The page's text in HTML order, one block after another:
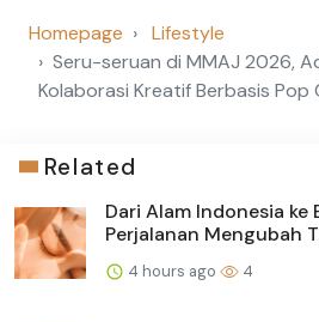
Homepage
Lifestyle
Seru-seruan di MMAJ 2026,
Kolaborasi Kreatif Berbasis Pop
Related
Dari Alam Indonesia ke
Perjalanan Mengubah
4 hours ago 4